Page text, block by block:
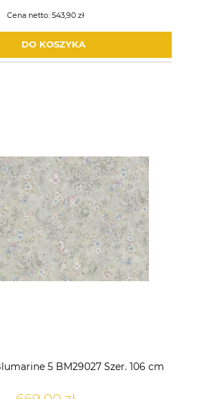
Cena netto: 543,90 zł
DO KOSZYKA
5 BM29027 Szer. 106 cm